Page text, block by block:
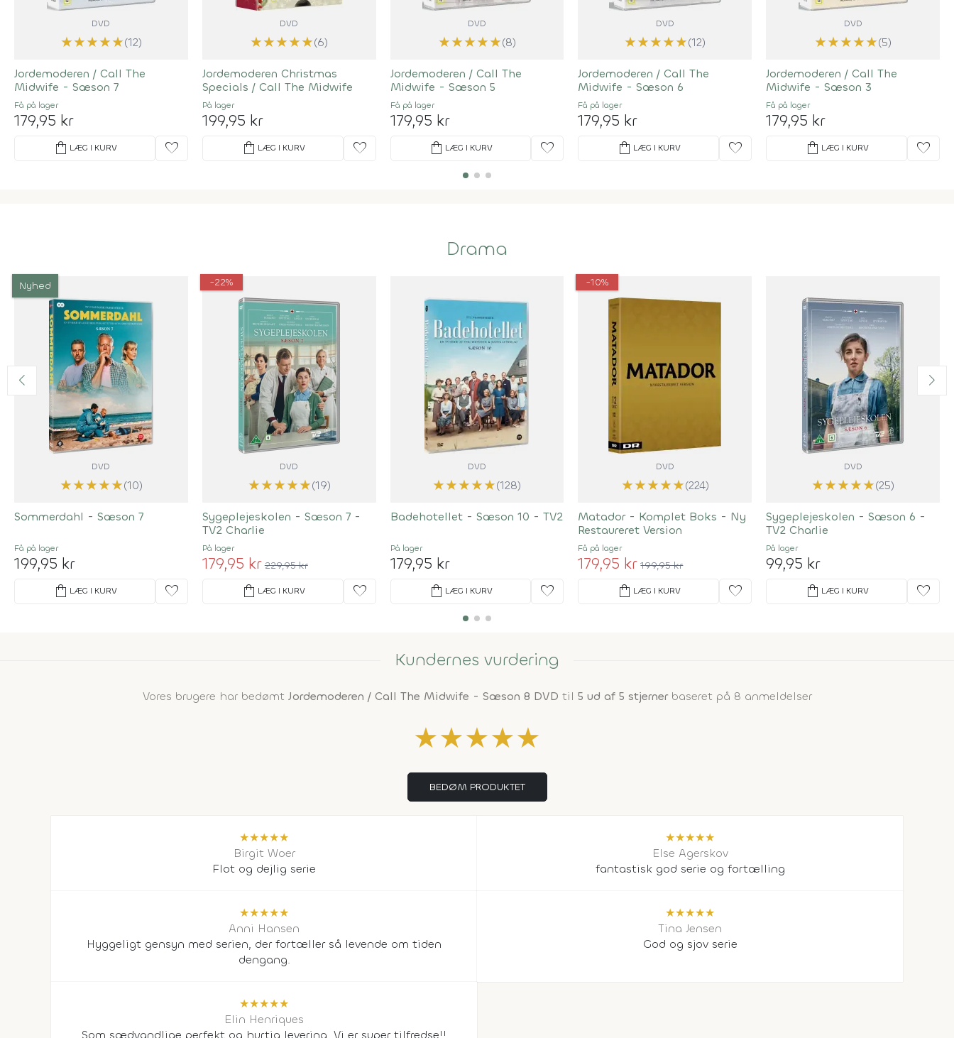
DVD
★★★★★(12)
Jordemoderen / Call The
Midwife - Sæson 7
Få på lager
179,95 kr
shopping_bag LÆG I KURV favorite
DVD
★★★★★(6)
Jordemoderen Christmas
Specials / Call The Midwife
På lager
199,95 kr
shopping_bag LÆG I KURV favorite
DVD
★★★★★(8)
Jordemoderen / Call The
Midwife - Sæson 5
Få på lager
179,95 kr
shopping_bag LÆG I KURV favorite
DVD
★★★★★(12)
Jordemoderen / Call The
Midwife - Sæson 6
Få på lager
179,95 kr
shopping_bag LÆG I KURV favorite
DVD
★★★★★(5)
Jordemoderen / Call The
Midwife - Sæson 3
Få på lager
179,95 kr
shopping_bag LÆG I KURV favorite
Drama
Nyhed
DVD
★★★★★(10)
Sommerdahl - Sæson 7
Få på lager
199,95 kr
shopping_bag LÆG I KURV favorite
-22%
DVD
★★★★★(19)
Sygeplejeskolen - Sæson 7 -
TV2 Charlie
På lager
179,95 kr 229,95 kr
shopping_bag LÆG I KURV favorite
DVD
★★★★★(128)
Badehotellet - Sæson 10 - TV2
På lager
179,95 kr
shopping_bag LÆG I KURV favorite
-10%
DVD
★★★★★(224)
Matador - Komplet Boks - Ny
Restaureret Version
Få på lager
179,95 kr 199,95 kr
shopping_bag LÆG I KURV favorite
DVD
★★★★★(25)
Sygeplejeskolen - Sæson 6 -
TV2 Charlie
På lager
99,95 kr
shopping_bag LÆG I KURV favorite
Kundernes vurdering
Vores brugere har bedømt Jordemoderen / Call The Midwife - Sæson 8 DVD til 5 ud af 5 stjernerbaseret på 8 anmeldelser
★★★★★
BEDØM PRODUKTET
★★★★★
Birgit Woer
Flot og dejlig serie
★★★★★
Else Agerskov
fantastisk god serie og fortælling
★★★★★
Anni Hansen
Hyggeligt gensyn med serien, der fortæller så levende om tiden
dengang.
★★★★★
Tina Jensen
God og sjov serie
★★★★★
Elin Henriques
Som sædvandlige perfekt og hurtig levering. Vi er super tilfredse!!